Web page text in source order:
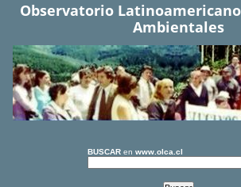
Observatorio
Ambientales
BUSCAR en www.olca.cl